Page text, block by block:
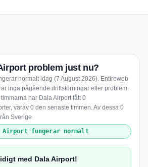
problem just nu?
normalt idag (7 August 2026). Entireweb
inga pågående driftstörningar eller problem.
har Dala Airport fått 0
varav 0 den senaste timmen. Av dessa 0
Sverige
Airport fungerar normalt
med Dala Airport!